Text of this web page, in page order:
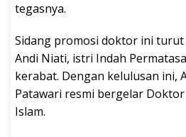
tegasnya.
Sidang promosi doktor ini
Andi Niati, istri Indah
kerabat. Dengan kelulusan ini,
Patawari resmi bergelar
Islam.